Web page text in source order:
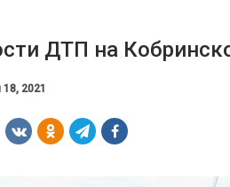
ДТП на
2021